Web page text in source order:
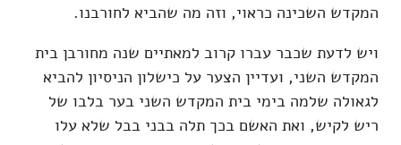
המקדש השכינה כראוי, וזה מה שהביא לחורבנו.
ויש לדעת שכבר עברו קרוב למאתיים שנה מחורבן בית
המקדש השני, ועדיין הצער על כישלון הניסיון להביא
לגאולה שלמה בימי בית המקדש השני בער בלבו של
ריש לקיש, ואת האשם בכך תלה בבני בבל שלא עלו